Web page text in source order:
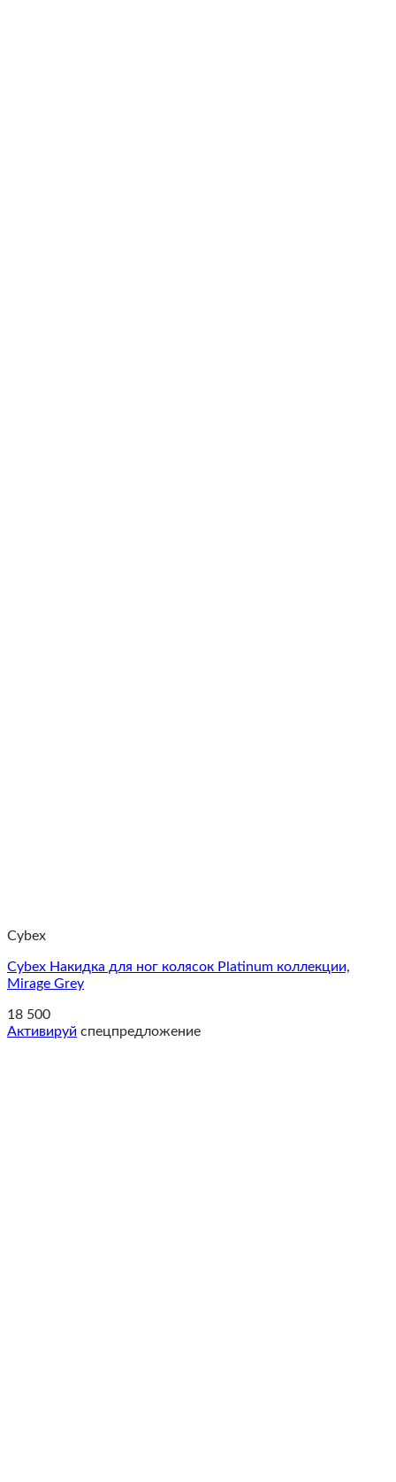
Cybex
Cybex Накидка для ног колясок Platinum коллекции,
Mirage Grey
18 500
Активируй спецпредложение